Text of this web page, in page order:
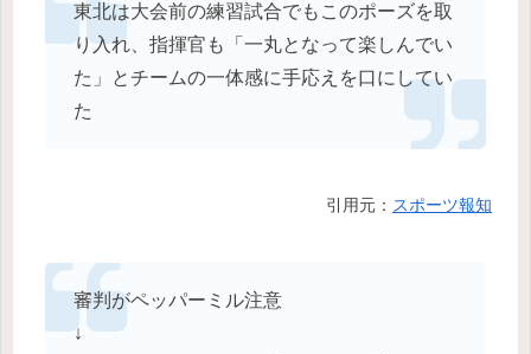
東北は大会前の練習試合でもこのポーズを取
り入れ、指揮官も「一丸となって楽しんでい
た」とチームの一体感に手応えを口にしてい
た
引用元： スポーツ報知
審判がペッパーミル注意
↓